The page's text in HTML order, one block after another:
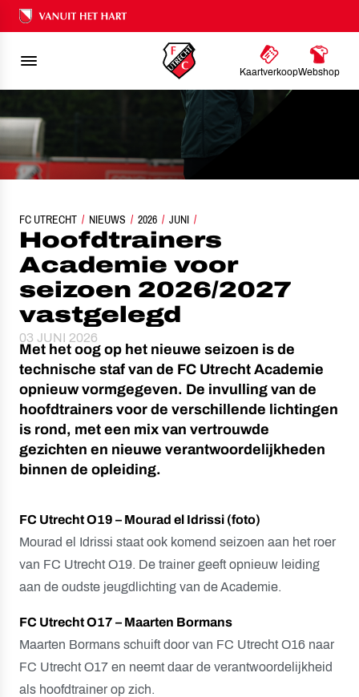
Ons nalatenschap
KaartverkoopWebshop
FC UTRECHT NIEUWS 2026 JUNI
HOOFDTRAINERS ACADEMIE VOOR SEIZOEN 2026/2027 VASTGELEGD
Hoofdtrainers
Academie voor
seizoen 2026/2027
vastgelegd
03 JUNI 2026
Met het oog op het nieuwe seizoen is de
technische staf van de FC Utrecht Academie
opnieuw vormgegeven. De invulling van de
hoofdtrainers voor de verschillende lichtingen
is rond, met een mix van vertrouwde
gezichten en nieuwe verantwoordelijkheden
binnen de opleiding.
FC Utrecht O19 – Mourad el Idrissi (foto)
Mourad el Idrissi staat ook komend seizoen aan het roer
van FC Utrecht O19. De trainer geeft opnieuw leiding
aan de oudste jeugdlichting van de Academie.
FC Utrecht O17 – Maarten Bormans
Maarten Bormans schuift door van FC Utrecht O16 naar
FC Utrecht O17 en neemt daar de verantwoordelijkheid
als hoofdtrainer op zich.